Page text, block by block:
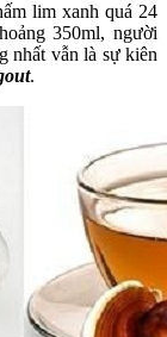
lim xanh quá 24
350ml, người
nhất vẫn là sự kiên
.